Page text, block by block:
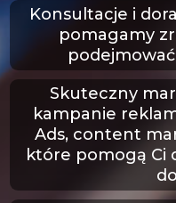
Konsultacje i
pomagamy
Skuteczny
kampanie
Ads, content
które pomogą Ci